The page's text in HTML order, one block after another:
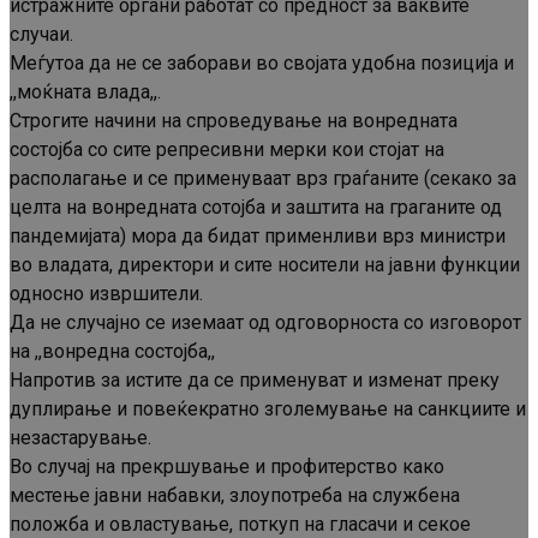
истражните органи работат со предност за ваквите
случаи.
Меѓутоа да не се заборави во својата удобна позиција и
,,моќната влада,,.
Строгите начини на спроведување на вонредната
состојба со сите репресивни мерки кои стојат на
располагање и се применуваат врз граѓаните (секако за
целта на вонредната сотојба и заштита на граганите од
пандемијата) мора да бидат применливи врз министри
во владата, директори и сите носители на јавни функции
односно извршители.
Да не случајно се иземаат од одговорноста со изговорот
на ,,вонредна состојба,,
Напротив за истите да се применуват и изменат преку
дуплирање и повеќекратно зголемување на санкциите и
незастарување.
Во случај на прекршување и профитерство како
местење јавни набавки, злоупотреба на службена
положба и овластување, поткуп на гласачи и секое